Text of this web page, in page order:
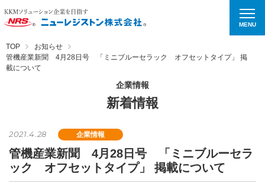
MENU
TOP
お知らせ
管機産業新聞 4月28日号 「ミニブルーセラック オフセットタイプ」 掲
載について
企業情報
新着情報
2021.4.28 企業情報
管機産業新聞 4月28日号 「ミニブルーセラ
ック オフセットタイプ」 掲載について